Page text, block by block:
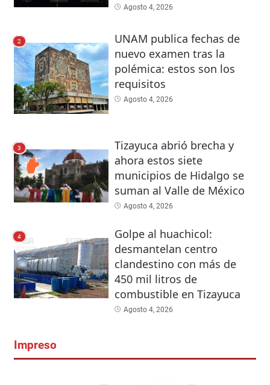
Agosto 4, 2026
2
UNAM publica fechas de
nuevo examen tras la
polémica: estos son los
requisitos
Agosto 4, 2026
3
Tizayuca abrió brecha y
ahora estos siete
municipios de Hidalgo se
suman al Valle de México
Agosto 4, 2026
4
Golpe al huachicol:
desmantelan centro
clandestino con más de
450 mil litros de
combustible en Tizayuca
Agosto 4, 2026
Impreso